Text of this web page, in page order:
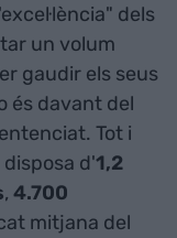
dels
un volum
gaudir els seus
és davant del
Tot i
d'1,2
, 4.700
mitjana del